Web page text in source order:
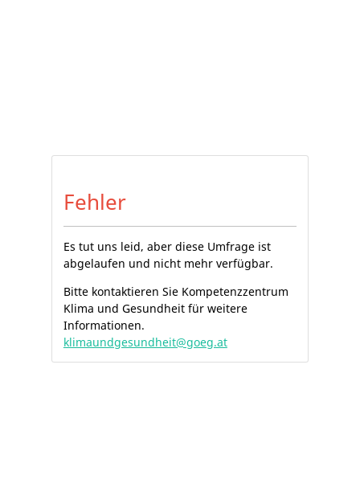
Fehler
Es tut uns leid, aber diese Umfrage ist
abgelaufen und nicht mehr verfügbar.
Bitte kontaktieren Sie Kompetenzzentrum
Klima und Gesundheit für weitere
Informationen.
klimaundgesundheit@goeg.at